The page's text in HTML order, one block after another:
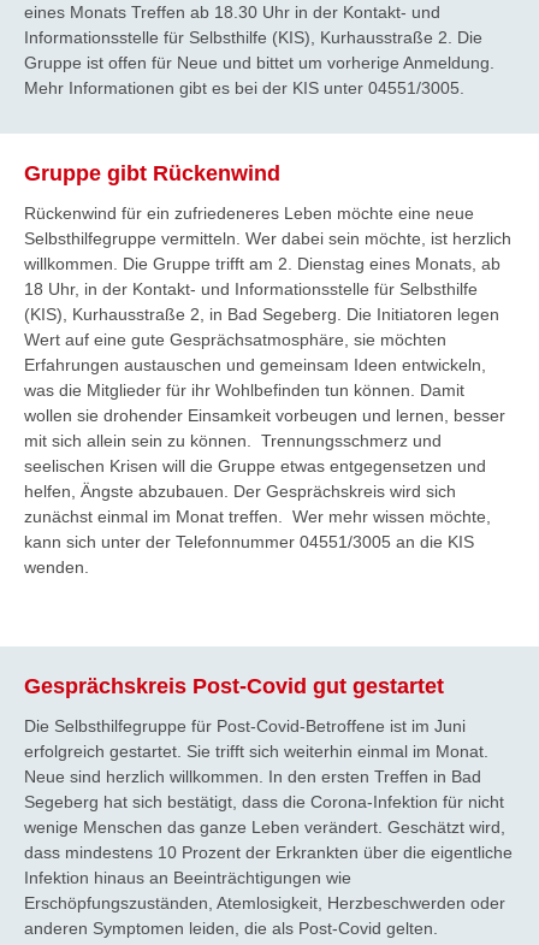
eines Monats Treffen ab 18.30 Uhr in der Kontakt- und
Informationsstelle für Selbsthilfe (KIS), Kurhausstraße 2. Die
Gruppe ist offen für Neue und bittet um vorherige Anmeldung.
Mehr Informationen gibt es bei der KIS unter 04551/3005.
Gruppe gibt Rückenwind
Rückenwind für ein zufriedeneres Leben möchte eine neue
Selbsthilfegruppe vermitteln. Wer dabei sein möchte, ist herzlich
willkommen. Die Gruppe trifft am 2. Dienstag eines Monats, ab
18 Uhr, in der Kontakt- und Informationsstelle für Selbsthilfe
(KIS), Kurhausstraße 2, in Bad Segeberg. Die Initiatoren legen
Wert auf eine gute Gesprächsatmosphäre, sie möchten
Erfahrungen austauschen und gemeinsam Ideen entwickeln,
was die Mitglieder für ihr Wohlbefinden tun können. Damit
wollen sie drohender Einsamkeit vorbeugen und lernen, besser
mit sich allein sein zu können. Trennungsschmerz und
seelischen Krisen will die Gruppe etwas entgegensetzen und
helfen, Ängste abzubauen. Der Gesprächskreis wird sich
zunächst einmal im Monat treffen. Wer mehr wissen möchte,
kann sich unter der Telefonnummer 04551/3005 an die KIS
wenden.
Gesprächskreis Post-Covid gut gestartet
Die Selbsthilfegruppe für Post-Covid-Betroffene ist im Juni
erfolgreich gestartet. Sie trifft sich weiterhin einmal im Monat.
Neue sind herzlich willkommen. In den ersten Treffen in Bad
Segeberg hat sich bestätigt, dass die Corona-Infektion für nicht
wenige Menschen das ganze Leben verändert. Geschätzt wird,
dass mindestens 10 Prozent der Erkrankten über die eigentliche
Infektion hinaus an Beeinträchtigungen wie
Erschöpfungszuständen, Atemlosigkeit, Herzbeschwerden oder
anderen Symptomen leiden, die als Post-Covid gelten.